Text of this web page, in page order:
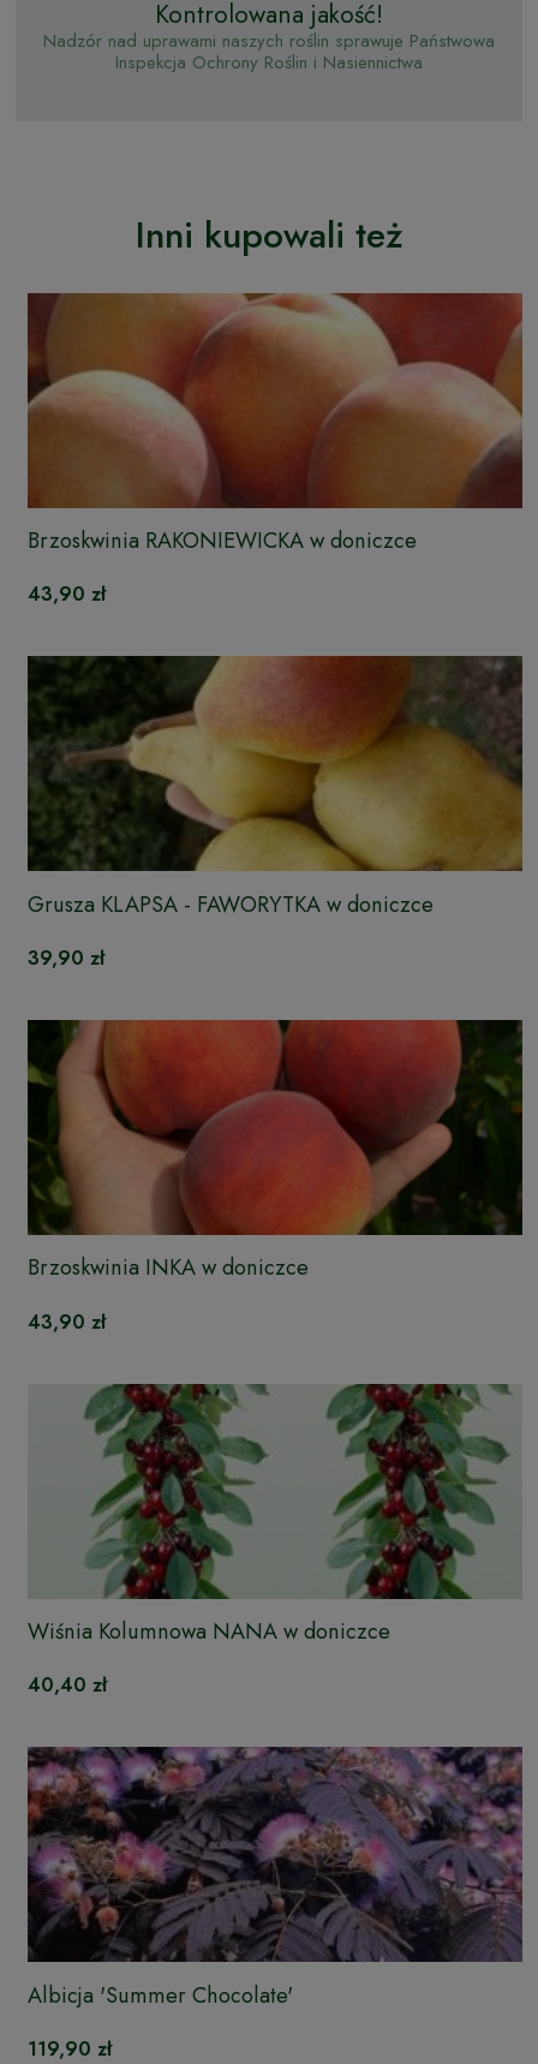
Kontrolowana jakość!
Nadzór nad uprawami naszych roślin sprawuje Państwowa
Inspekcja Ochrony Roślin i Nasiennictwa
Inni kupowali też
Brzoskwinia RAKONIEWICKA w doniczce
43,90 zł
Grusza KLAPSA - FAWORYTKA w doniczce
39,90 zł
Brzoskwinia INKA w doniczce
43,90 zł
Wiśnia Kolumnowa NANA w doniczce
40,40 zł
Albicja 'Summer Chocolate'
119,90 zł